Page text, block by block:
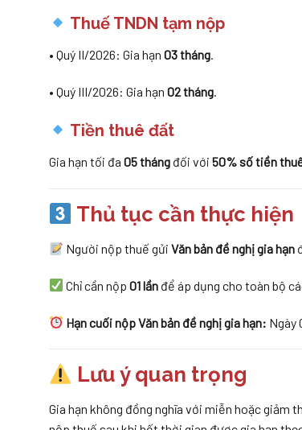
Thuế TNDN tạm nộp
• Quý II/2026: Gia hạn 03 tháng.
• Quý III/2026: Gia hạn 02 tháng.
Tiền thuê đất
Gia hạn tối đa 05 thángđối với 50% số tiền
Thủ tục cần thực hiện
Người nộp thuế gửi Văn bản đề nghị gia hạn
Chỉ cần nộp 01 lầnđể áp dụng cho toàn bộ
Hạn cuối nộp Văn bản đề nghị gia hạn: Ngày
Lưu ý quan trọng
Gia hạn không đồng nghĩa với miễn hoặc giảm